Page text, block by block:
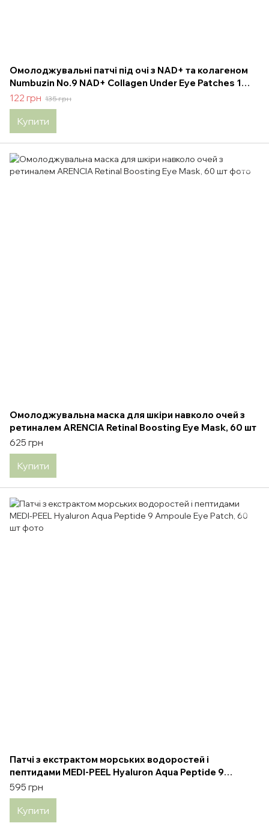
Омолоджувальні патчі під очі з NAD+ та колагеном
Numbuzin No.9 NAD+ Collagen Under Eye Patches 1
пара
122 грн 135 грн
Купити
Омолоджувальна маска для шкіри навколо очей з
ретиналем ARENCIA Retinal Boosting Eye Mask, 60 шт
625 грн
Купити
Патчі з екстрактом морських водоростей і
пептидами MEDI-PEEL Hyaluron Aqua Peptide 9
Ampoule Eye Patch, 60 шт
595 грн
Купити